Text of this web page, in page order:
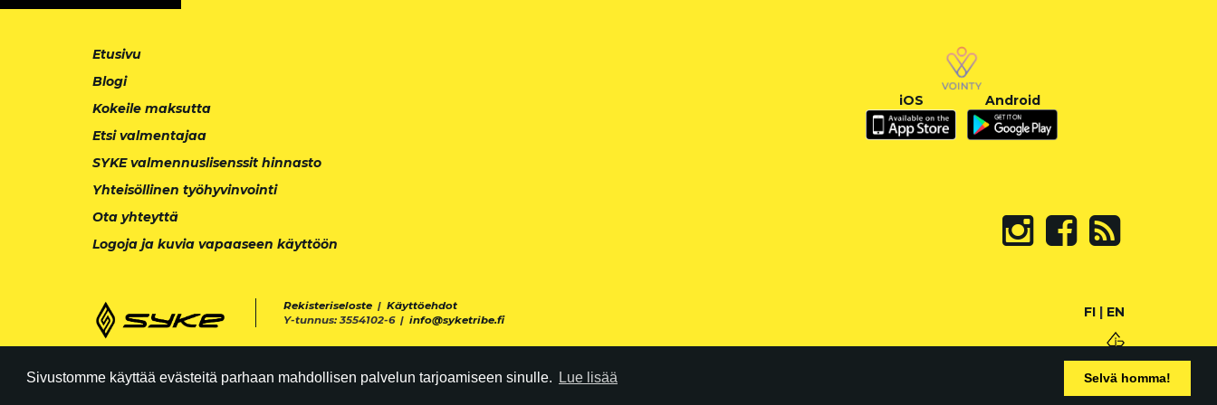
Sivustomme käyttää evästeitä parhaan mahdollisen palvelun tarjoamiseen sinulle. Lue lisää Selvä homma!
Etusivu
Blogi
Kokeile maksutta
Etsi valmentajaa
SYKE valmennuslisenssit hinnasto
Yhteisöllinen työhyvinvointi
Ota yhteyttä
Logoja ja kuvia vapaaseen käyttöön
Rekisteriseloste | Käyttöehdot
Y-tunnus: 3554102-6 | info@syketribe.fi
iOS Android
FI | EN